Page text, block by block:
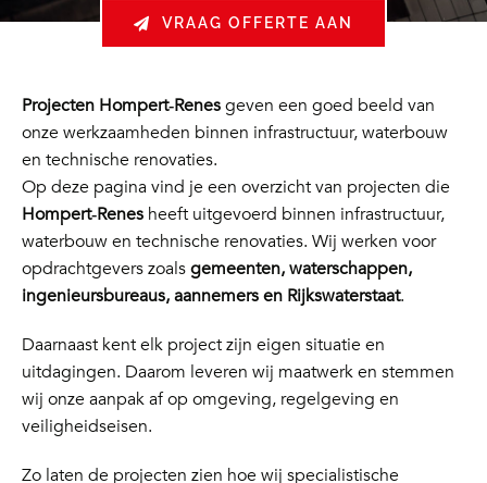
VRAAG OFFERTE AAN
Projecten Hompert‑Renesgeven een goed beeld van
onze werkzaamheden binnen infrastructuur, waterbouw
en technische renovaties.
Op deze pagina vind je een overzicht van projecten die
Hompert‑Renesheeft uitgevoerd binnen infrastructuur,
waterbouw en technische renovaties. Wij werken voor
opdrachtgevers zoalsgemeenten, waterschappen,
ingenieursbureaus, aannemers en Rijkswaterstaat.
Daarnaast kent elk project zijn eigen situatie en
uitdagingen. Daarom leveren wij maatwerk en stemmen
wij onze aanpak af op omgeving, regelgeving en
veiligheidseisen.
Zo laten de projecten zien hoe wij specialistische